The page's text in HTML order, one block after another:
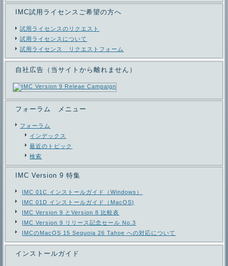
IMC試用ライセンスご希望の方へ
試用ライセンスのリクエスト
試用ライセンスについて
試用ライセンス リクエストフォーム
自社広告（当サイトから離れません）
フォーラム メニュー
フォーラム
インデックス
最近のトピック
検索
IMC Version 9 特集
IMC 01C インストールガイド（Windows）
IMC 01D インストールガイド（MacOS)
IMC Version 9 とVersion 8 比較表
IMC Version 9 リリース記念セール No.3
IMCのMacOS 15 Sequoia 26 Tahoe への対応について
インストールガイド